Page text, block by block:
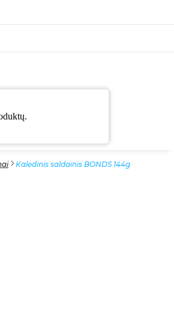
Kalėdinis saldainis BONDS 144g